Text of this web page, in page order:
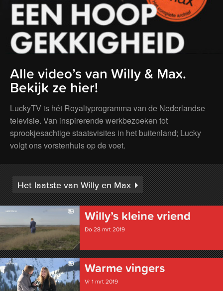
Alle video’s van Willy & Max.
Bekijk ze hier!
LuckyTV is hét Royaltyprogramma van de Nederlandse
televisie. Van inspirerende werkbezoeken tot
sprookjesachtige staatsvisites in het buitenland; Lucky
volgt ons vorstenhuis op de voet.
Het laatste van Willy en Max
Willy’s kleine vriend
Do 28 mrt 2019
Warme vingers
Vr 1 mrt 2019